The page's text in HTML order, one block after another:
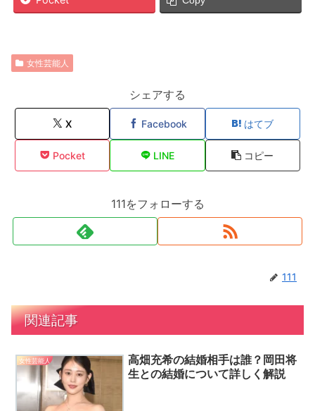
女性芸能人
シェアする
X Facebook はてブ
Pocket LINE コピー
111をフォローする
111
関連記事
女性芸能人
高畑充希の結婚相手は誰？岡田将
生との結婚について詳しく解説